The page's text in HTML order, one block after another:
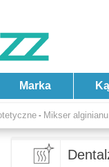
Marka
- Mikser alginianu